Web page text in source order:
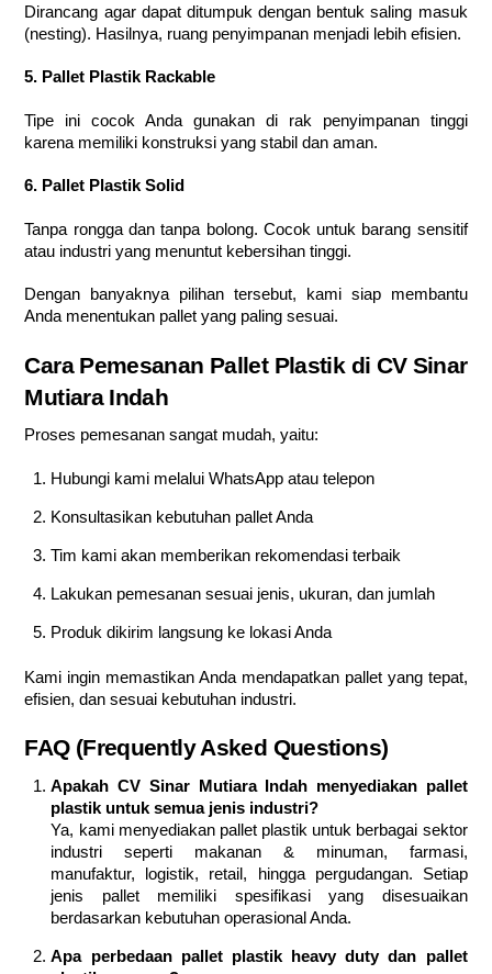
Dirancang agar dapat ditumpuk dengan bentuk saling masuk
(nesting). Hasilnya, ruang penyimpanan menjadi lebih efisien.
5. Pallet Plastik Rackable
Tipe ini cocok Anda gunakan di rak penyimpanan tinggi
karena memiliki konstruksi yang stabil dan aman.
6. Pallet Plastik Solid
Tanpa rongga dan tanpa bolong. Cocok untuk barang sensitif
atau industri yang menuntut kebersihan tinggi.
Dengan banyaknya pilihan tersebut, kami siap membantu
Anda menentukan pallet yang paling sesuai.
Cara Pemesanan Pallet Plastik di CV Sinar
Mutiara Indah
Proses pemesanan sangat mudah, yaitu:
Hubungi kami melalui WhatsApp atau telepon
Konsultasikan kebutuhan pallet Anda
Tim kami akan memberikan rekomendasi terbaik
Lakukan pemesanan sesuai jenis, ukuran, dan jumlah
Produk dikirim langsung ke lokasi Anda
Kami ingin memastikan Anda mendapatkan pallet yang tepat,
efisien, dan sesuai kebutuhan industri.
FAQ (Frequently Asked Questions)
Apakah CV Sinar Mutiara Indah menyediakan pallet
plastik untuk semua jenis industri?
Ya, kami menyediakan pallet plastik untuk berbagai sektor
industri seperti makanan & minuman, farmasi,
manufaktur, logistik, retail, hingga pergudangan. Setiap
jenis pallet memiliki spesifikasi yang disesuaikan
berdasarkan kebutuhan operasional Anda.
Apa perbedaan pallet plastik heavy duty dan pallet